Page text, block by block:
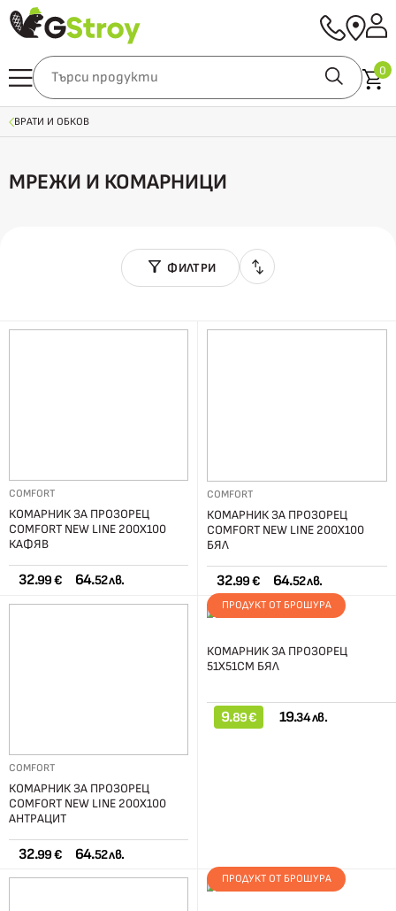
0
ВРАТИ И ОБКОВ
МРЕЖИ И КОМАРНИЦИ
ФИЛТРИ
COMFORT
КОМАРНИК ЗА ПРОЗОРЕЦ
COMFORT NEW LINE 200Х100
КАФЯВ
32.99 € 64.52 лв.
COMFORT
КОМАРНИК ЗА ПРОЗОРЕЦ
COMFORT NEW LINE 200Х100
БЯЛ
32.99 € 64.52 лв.
COMFORT
КОМАРНИК ЗА ПРОЗОРЕЦ
COMFORT NEW LINE 200Х100
АНТРАЦИТ
32.99 € 64.52 лв.
ПРОДУКТ ОТ БРОШУРА
КОМАРНИК ЗА ПРОЗОРЕЦ
51Х51СМ БЯЛ
9.89 € 19.34 лв.
ПРОДУКТ ОТ БРОШУРА